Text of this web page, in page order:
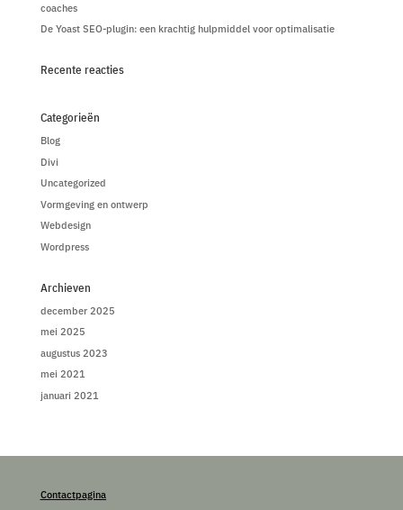
coaches
De Yoast SEO-plugin: een krachtig hulpmiddel voor optimalisatie
Recente reacties
Categorieën
Blog
Divi
Uncategorized
Vormgeving en ontwerp
Webdesign
Wordpress
Archieven
december 2025
mei 2025
augustus 2023
mei 2021
januari 2021
Contactpagina